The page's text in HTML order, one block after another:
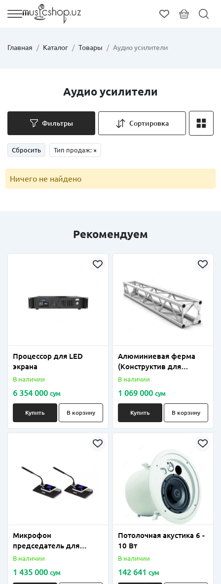
Главная Каталог Товары Аудио усилители
Аудио усилители
Фильтры Сортировка
Сбросить Тип продаж: ×
Ничего не найдено
Рекомендуем
Процессор для LED
экрана
В наличии
6 354 000 сум
Купить В корзину
Алюминиевая ферма
(Конструктив для
подвеса оборудования)
В наличии
1 069 000 сум
Купить В корзину
Микрофон
председатель для
конференции model: HY-
В наличии
1 435 000 сум
Потолочная акустика 6 -
10 Вт
В наличии
142 641 сум